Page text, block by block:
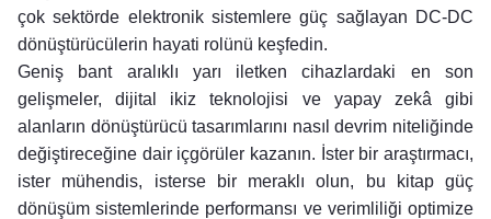
çok sektörde elektronik sistemlere güç sağlayan DC-DC
dönüştürücülerin hayati rolünü keşfedin.
Geniş bant aralıklı yarı iletken cihazlardaki en son
gelişmeler, dijital ikiz teknolojisi ve yapay zekâ gibi
alanların dönüştürücü tasarımlarını nasıl devrim niteliğinde
değiştireceğine dair içgörüler kazanın. İster bir araştırmacı,
ister mühendis, isterse bir meraklı olun, bu kitap güç
dönüşüm sistemlerinde performansı ve verimliliği optimize